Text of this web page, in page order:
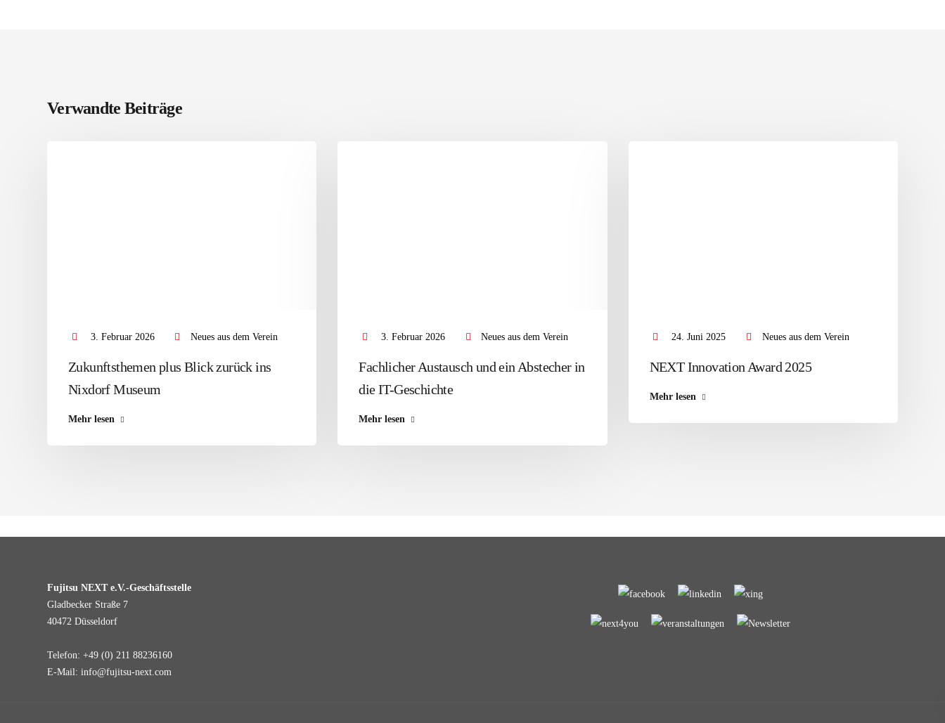
Verwandte Beiträge
3. Februar 2026 Neues aus dem Verein
Zukunftsthemen plus Blick zurück ins
Nixdorf Museum
Mehr lesen
3. Februar 2026 Neues aus dem Verein
Fachlicher Austausch und ein Abstecher in
die IT-Geschichte
Mehr lesen
24. Juni 2025 Neues aus dem Verein
NEXT Innovation Award 2025
Mehr lesen
Fujitsu NEXT e.V.-Geschäftsstelle
Gladbecker Straße 7
40472 Düsseldorf
Telefon: +49 (0) 211 88236160
E-Mail: info@fujitsu-next.com